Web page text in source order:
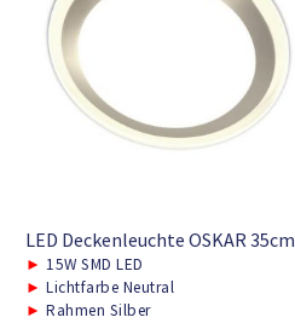
LED Deckenleuchte OSKAR 35cm
► 15W SMD LED
► Lichtfarbe Neutral
► Rahmen Silber